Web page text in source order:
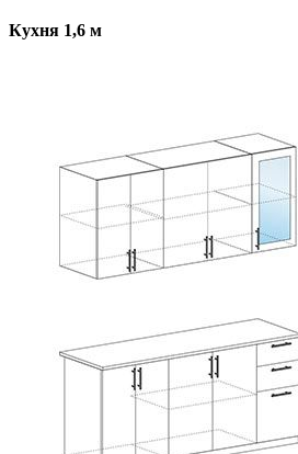
Кухня 1,6 м